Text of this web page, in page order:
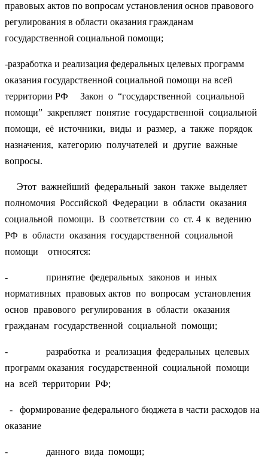
правовых актов по вопросам установления основ правового
регулирования в области оказания гражданам
государственной социальной помощи;
-разработка и реализация федеральных целевых программ
оказания государственной социальной помощи на всей
территории РФ Закон о “государственной социальной
помощи” закрепляет понятие государственной социальной
помощи, её источники, виды и размер, а также порядок
назначения, категорию получателей и другие важные
вопросы.
Этот важнейший федеральный закон также выделяет
полномочия Российской Федерации в области оказания
социальной помощи. В соответствии со ст. 4 к ведению
РФ в области оказания государственной социальной
помощи относятся:
- принятие федеральных законов и иных
нормативных правовых актов по вопросам установления
основ правового регулирования в области оказания
гражданам государственной социальной помощи;
- разработка и реализация федеральных целевых
программ оказания государственной социальной помощи
на всей территории РФ;
- формирование федерального бюджета в части расходов на
оказание
- данного вида помощи;